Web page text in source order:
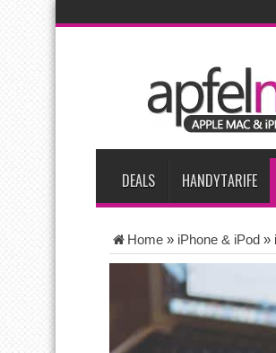
Apple beherrscht 65 Prozent des
iPhone 18 Pro zum Marktstart
iPhone Ultra lässt Verkauf faltbarer
iPhone 18 Pro: Diese 3 großen
DEALS HANDYTARIFE
Home » iPhone & iPod »